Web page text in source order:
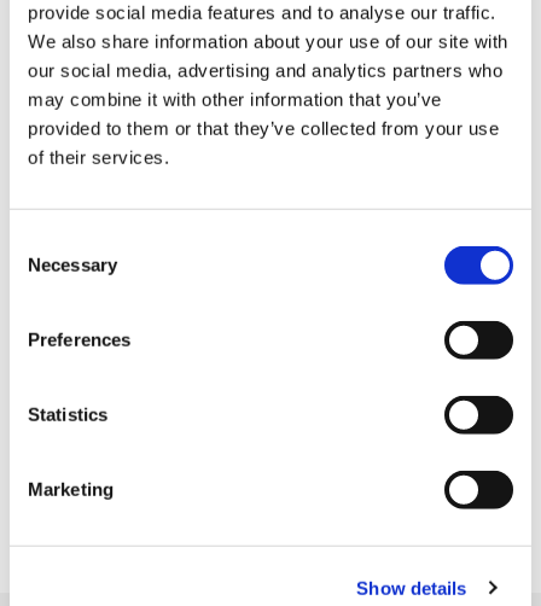
provide social media features and to analyse our traffic.
We also share information about your use of our site with
our social media, advertising and analytics partners who
may combine it with other information that you’ve
provided to them or that they’ve collected from your use
of their services.
Necessary
Preferences
Statistics
Marketing
Show details
本線側に小林市市街地、店舗側に霧島連山を臨むことができま
す。
ショッピングコーナーでは宮崎土産を多数取り揃えておりま
す。レストランやフードコートでは「チキン南蛮」や「辛麺」
など、たくさんの宮崎の郷土料理をご用意しております。